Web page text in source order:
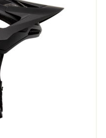
IN JEDEM GELÄNDE